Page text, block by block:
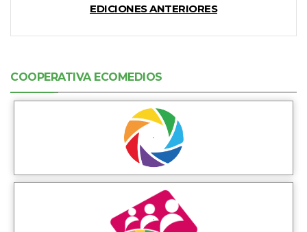
EDICIONES ANTERIORES
COOPERATIVA ECOMEDIOS